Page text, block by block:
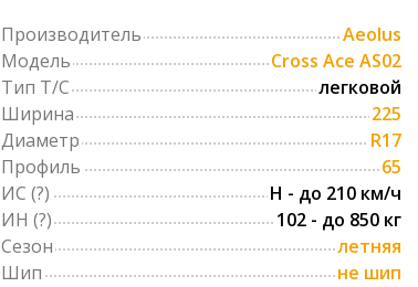
Производитель
Aeolus
Модель
Cross Ace AS02
Тип Т/С
легковой
Ширина
225
Диаметр
R17
Профиль
65
ИС (?)
H - до 210 км/ч
ИН (?)
102 - до 850 кг
Сезон
летняя
Шип
не шип